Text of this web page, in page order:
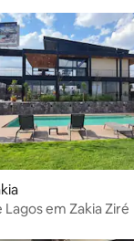
em Zakia Ziré